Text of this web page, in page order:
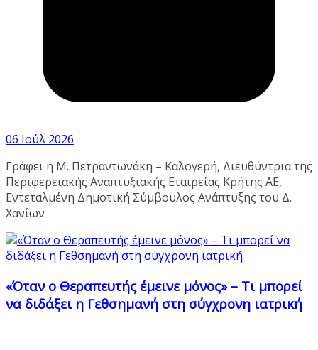
06 Ιούλ 2026
Γράφει η Μ. Πετραντωνάκη – Καλογερή, Διευθύντρια της
Περιφερειακής Αναπτυξιακής Εταιρείας Κρήτης ΑΕ,
Εντεταλμένη Δημοτική Σύμβουλος Ανάπτυξης του Δ.
Χανίων
«Όταν ο Θεραπευτής έμεινε μόνος» – Τι μπορεί
να διδάξει η Γεθσημανή στη σύγχρονη ιατρική